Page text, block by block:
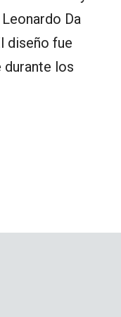
Da
diseño fue
los